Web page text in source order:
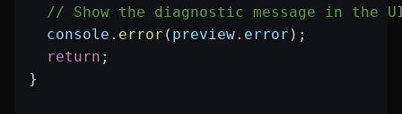
// Show the diagnostic message in the
  console
. error ( preview. error );
  return
;
}